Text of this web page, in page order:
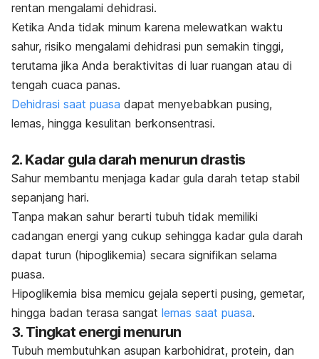
rentan mengalami dehidrasi.
Ketika Anda tidak minum karena melewatkan waktu
sahur, risiko mengalami dehidrasi pun semakin tinggi,
terutama jika Anda beraktivitas di luar ruangan atau di
tengah cuaca panas.
Dehidrasi saat puasa dapat menyebabkan pusing,
lemas, hingga kesulitan berkonsentrasi.
2. Kadar gula darah menurun drastis
Sahur membantu menjaga kadar gula darah tetap stabil
sepanjang hari.
Tanpa makan sahur berarti tubuh tidak memiliki
cadangan energi yang cukup sehingga kadar gula darah
dapat turun (hipoglikemia) secara signifikan selama
puasa.
Hipoglikemia bisa memicu gejala seperti pusing, gemetar,
hingga badan terasa sangat lemas saat puasa.
3. Tingkat energi menurun
Tubuh membutuhkan asupan karbohidrat, protein, dan